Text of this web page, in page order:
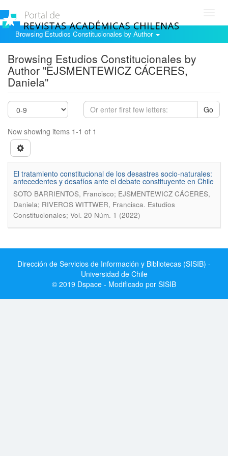
Browsing Estudios Constitucionales by Author
Browsing Estudios Constitucionales by
Author "EJSMENTEWICZ CÁCERES,
Daniela"
Go
Now showing items 1-1 of 1
El tratamiento constitucional de los desastres socio-naturales:
antecedentes y desafíos ante el debate constituyente en Chile
SOTO BARRIENTOS, Francisco; EJSMENTEWICZ CÁCERES,
Daniela; RIVEROS WITTWER, Francisca. Estudios
Constitucionales; Vol. 20 Núm. 1 (2022)
Dirección de Servicios de Información y Bibliotecas (SISIB) -
Universidad de Chile
© 2019 Dspace - Modificado por SISIB